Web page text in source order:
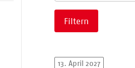
Filtern
13. April 2027